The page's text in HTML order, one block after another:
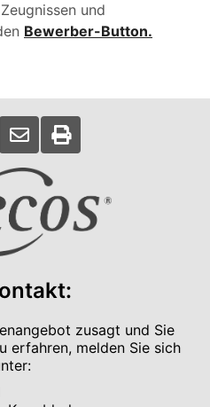
und
Bewerber-Button.
zusagt und Sie
erfahren, melden Sie sich